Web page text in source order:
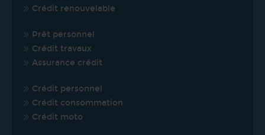
Crédit renouvelable
Prêt personnel
Crédit travaux
Assurance crédit
Crédit personnel
Crédit consommation
Crédit moto